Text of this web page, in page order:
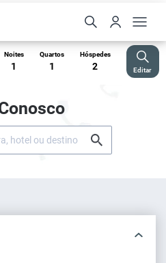
Noites
1
Quartos
1
Hóspedes
2 Editar